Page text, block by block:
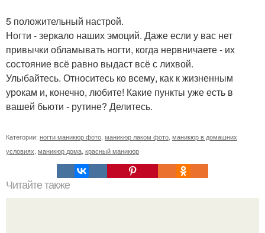
5 положительный настрой.
Ногти - зеркало наших эмоций. Даже если у вас нет
привычки обламывать ногти, когда нервничаете - их
состояние всё равно выдаст всё с лихвой.
Улыбайтесь. Относитесь ко всему, как к жизненным
урокам и, конечно, любите! Какие пункты уже есть в
вашей бьюти - рутине? Делитесь.
Категории: ногти маникюр фото маникюр лаком фото маникюр в домашних
условиях маникюр дома красный маникюр
Читайте также